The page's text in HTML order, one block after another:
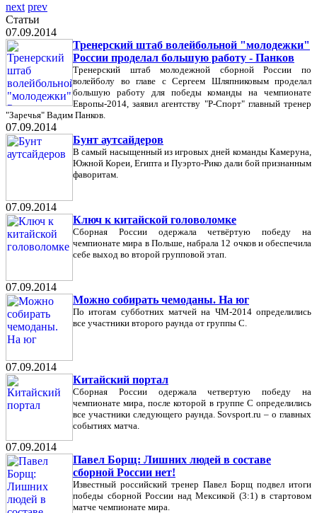
next prev
Статьи
07.09.2014
Тренерский штаб волейбольной "молодежки"
России проделал большую работу - Панков
Тренерский штаб молодежной сборной России по
волейболу во главе с Сергеем Шляпниковым проделал
большую работу для победы команды на чемпионате
Европы-2014, заявил агентству "Р-Спорт" главный тренер
"Заречья" Вадим Панков.
07.09.2014
Бунт аутсайдеров
В самый насыщенный из игровых дней команды Камеруна,
Южной Кореи, Египта и Пуэрто-Рико дали бой признанным
фаворитам.
07.09.2014
Ключ к китайской головоломке
Сборная России одержала четвёртую победу на
чемпионате мира в Польше, набрала 12 очков и обеспечила
себе выход во второй групповой этап.
07.09.2014
Можно собирать чемоданы. На юг
По итогам субботних матчей на ЧМ-2014 определились
все участники второго раунда от группы C.
07.09.2014
Китайский портал
Сборная России одержала четвертую победу на
чемпионате мира, после которой в группе С определились
все участники следующего раунда. Sovsport.ru – о главных
событиях матча.
07.09.2014
Павел Борщ: Лишних людей в составе
сборной России нет!
Известный российский тренер Павел Борщ подвел итоги
победы сборной России над Мексикой (3:1) в стартовом
матче чемпионате мира.